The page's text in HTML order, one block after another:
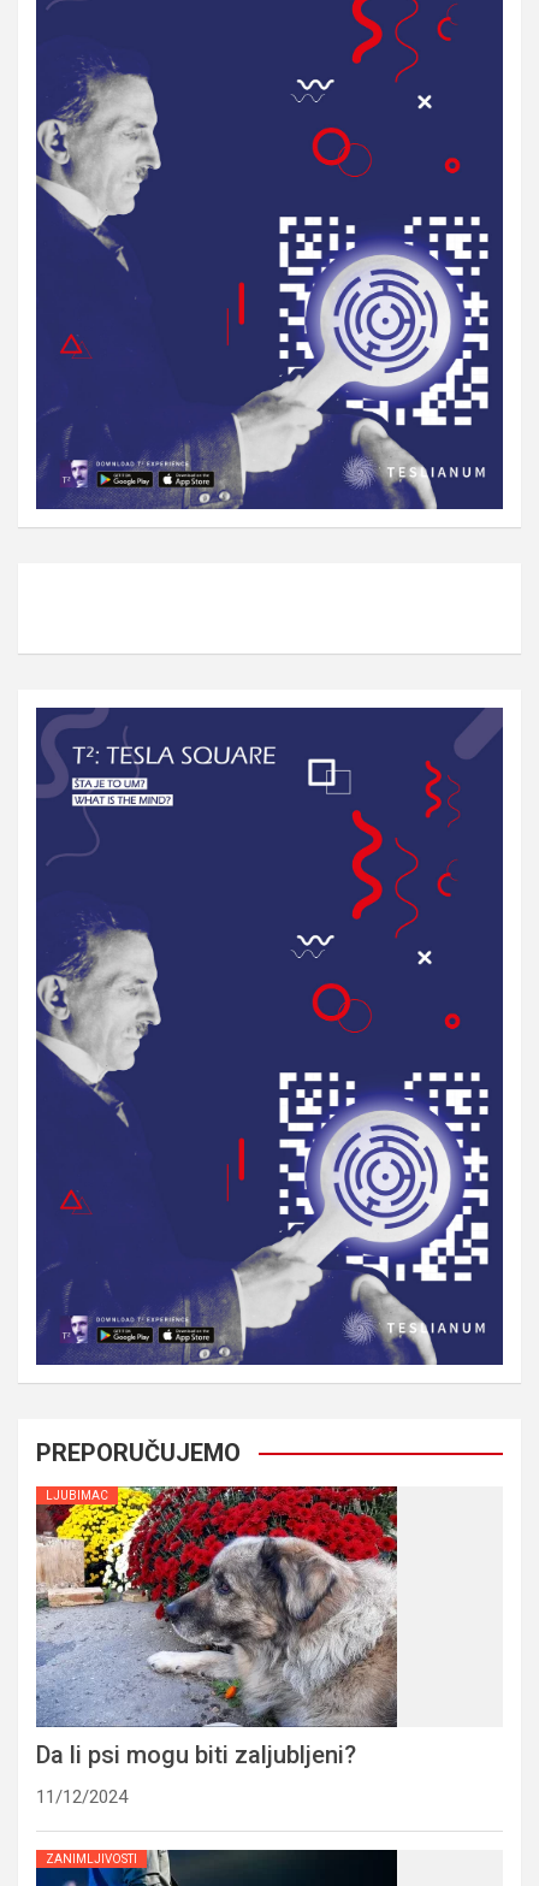
PREPORUČUJEMO
LJUBIMAC
Da li psi mogu biti zaljubljeni?
11/12/2024
ZANIMLJIVOSTI